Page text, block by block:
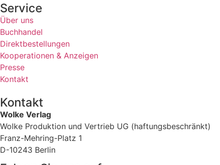
Service
Über uns
Buchhandel
Direktbestellungen
Kooperationen & Anzeigen
Presse
Kontakt
Kontakt
Wolke Verlag
Wolke Produktion und Vertrieb UG (haftungsbeschränkt)
Franz-Mehring-Platz 1
D-10243 Berlin